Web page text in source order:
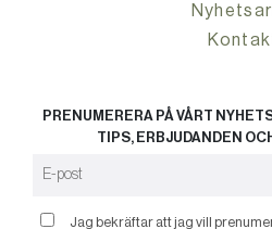
PRENUMERERA PÅ VÅRT
TIPS, ERBJUDANDEN
Jag bekräftar att jag vill